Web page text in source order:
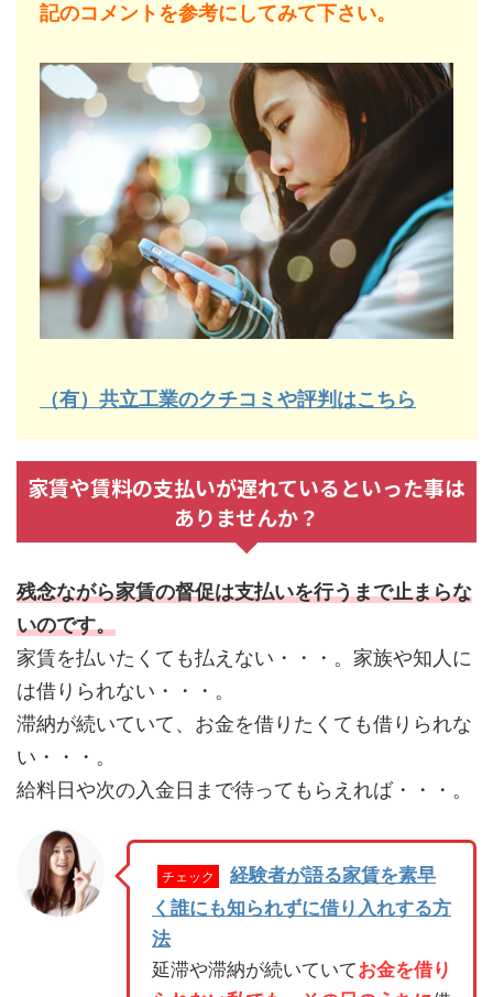
記のコメントを参考にしてみて下さい。
（有）共立工業のクチコミや評判はこちら
家賃や賃料の支払いが遅れているといった事は
ありませんか？
残念ながら家賃の督促は支払いを行うまで止まらな
いのです。
家賃を払いたくても払えない・・・。家族や知人に
は借りられない・・・。
滞納が続いていて、お金を借りたくても借りられな
い・・・。
給料日や次の入金日まで待ってもらえれば・・・。
チェック
経験者が語る家賃を素早
く誰にも知られずに借り入れする方
法
延滞や滞納が続いていてお金を借り